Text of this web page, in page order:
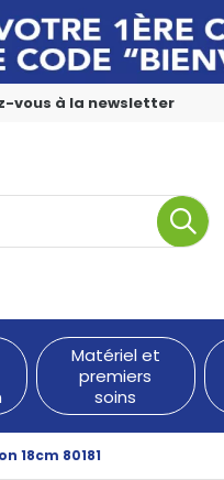
vous à la newsletter
Matériel et
premiers
soins
18cm 80181